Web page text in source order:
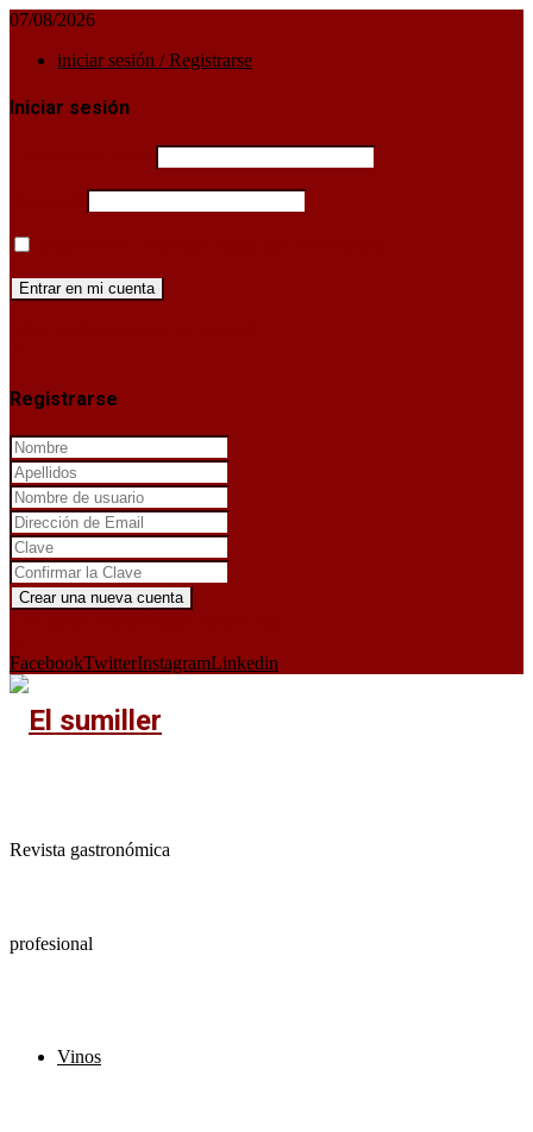
07/08/2026
iniciar sesión / Registrarse
Iniciar sesión
Registrarse
FacebookTwitterInstagramLinkedin
Revista gastronómica
profesional
Vinos